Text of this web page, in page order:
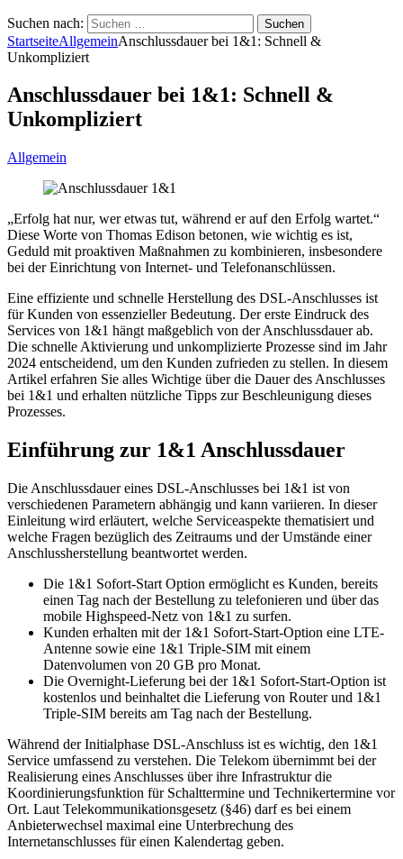
Suchen nach:
StartseiteAllgemeinAnschlussdauer bei 1&1: Schnell &
Unkompliziert
Anschlussdauer bei 1&1: Schnell &
Unkompliziert
Allgemein
„Erfolg hat nur, wer etwas tut, während er auf den Erfolg wartet.“
Diese Worte von Thomas Edison betonen, wie wichtig es ist,
Geduld mit proaktiven Maßnahmen zu kombinieren, insbesondere
bei der Einrichtung von Internet- und Telefonanschlüssen.
Eine effiziente und schnelle Herstellung des DSL-Anschlusses ist
für Kunden von essenzieller Bedeutung. Der erste Eindruck des
Services von 1&1 hängt maßgeblich von der Anschlussdauer ab.
Die schnelle Aktivierung und unkomplizierte Prozesse sind im Jahr
2024 entscheidend, um den Kunden zufrieden zu stellen. In diesem
Artikel erfahren Sie alles Wichtige über die Dauer des Anschlusses
bei 1&1 und erhalten nützliche Tipps zur Beschleunigung dieses
Prozesses.
Einführung zur 1&1 Anschlussdauer
Die Anschlussdauer eines DSL-Anschlusses bei 1&1 ist von
verschiedenen Parametern abhängig und kann variieren. In dieser
Einleitung wird erläutert, welche Serviceaspekte thematisiert und
welche Fragen bezüglich des Zeitraums und der Umstände einer
Anschlussherstellung beantwortet werden.
Die 1&1 Sofort-Start Option ermöglicht es Kunden, bereits
einen Tag nach der Bestellung zu telefonieren und über das
mobile Highspeed-Netz von 1&1 zu surfen.
Kunden erhalten mit der 1&1 Sofort-Start-Option eine LTE-
Antenne sowie eine 1&1 Triple-SIM mit einem
Datenvolumen von 20 GB pro Monat.
Die Overnight-Lieferung bei der 1&1 Sofort-Start-Option ist
kostenlos und beinhaltet die Lieferung von Router und 1&1
Triple-SIM bereits am Tag nach der Bestellung.
Während der Initialphase DSL-Anschluss ist es wichtig, den 1&1
Service umfassend zu verstehen. Die Telekom übernimmt bei der
Realisierung eines Anschlusses über ihre Infrastruktur die
Koordinierungsfunktion für Schalttermine und Technikertermine vor
Ort. Laut Telekommunikationsgesetz (§46) darf es bei einem
Anbieterwechsel maximal eine Unterbrechung des
Internetanschlusses für einen Kalendertag geben.